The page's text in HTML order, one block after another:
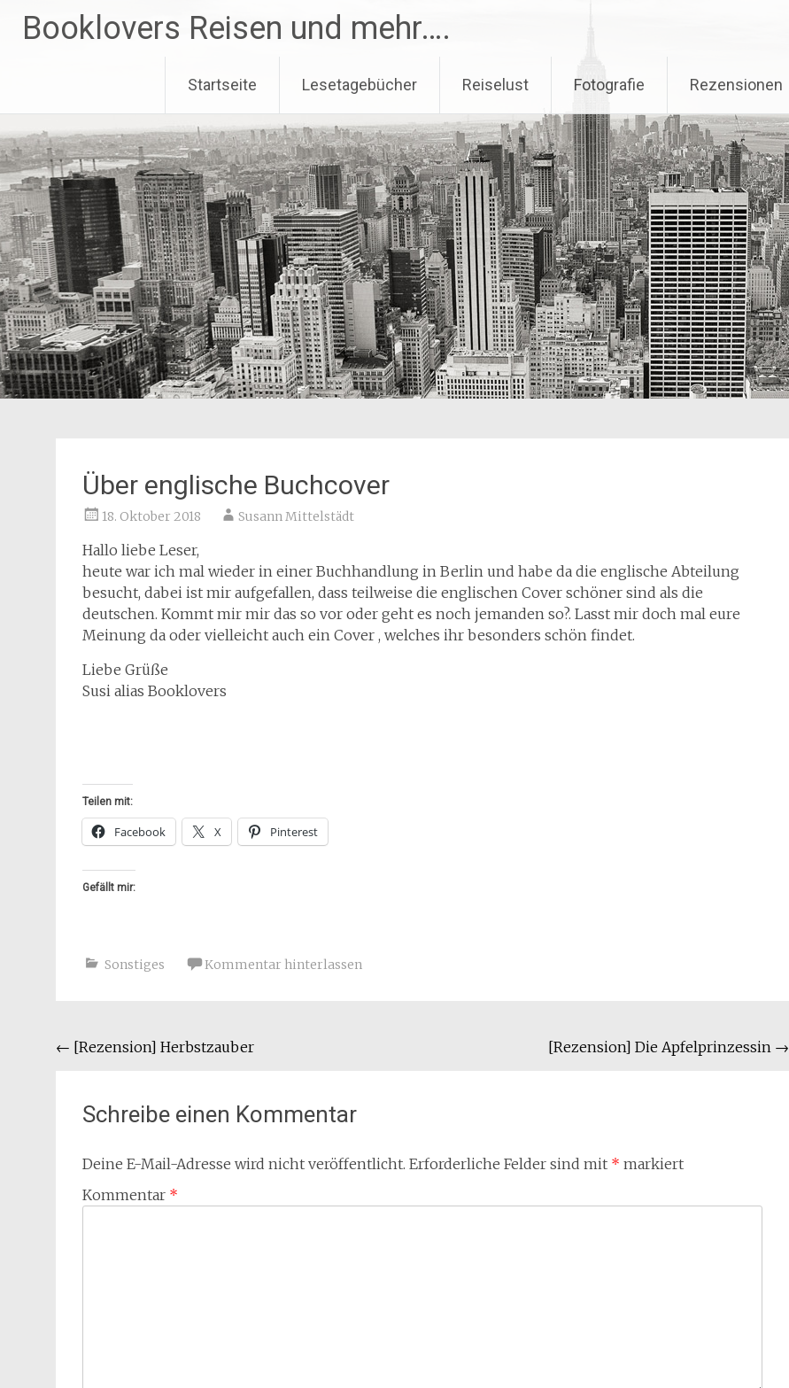
InhaltBooklovers Reisen und mehr….
Startseite Lesetagebücher Reiselust Fotografie Rezensionen
Über englische Buchcover
18. Oktober 2018 Susann Mittelstädt
Hallo liebe Leser,
heute war ich mal wieder in einer Buchhandlung in Berlin und habe da die englische Abteilung
besucht, dabei ist mir aufgefallen, dass teilweise die englischen Cover schöner sind als die
deutschen. Kommt mir mir das so vor oder geht es noch jemanden so?. Lasst mir doch mal eure
Meinung da oder vielleicht auch ein Cover , welches ihr besonders schön findet.
Liebe Grüße
Susi alias Booklovers
Teilen mit:
Facebook X Pinterest
Gefällt mir:
Sonstiges Kommentar hinterlassen
Beitragsnavigation
← [Rezension] Herbstzauber [Rezension] Die Apfelprinzessin →
Schreibe einen Kommentar
Deine E-Mail-Adresse wird nicht veröffentlicht. Erforderliche Felder sind mit * markiert
Kommentar *